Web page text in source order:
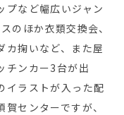
プなど幅広いジャン
のほか衣類交換会、
カ掬いなど、また屋
チンカー3台が出
イラストが入った配
センターですが、